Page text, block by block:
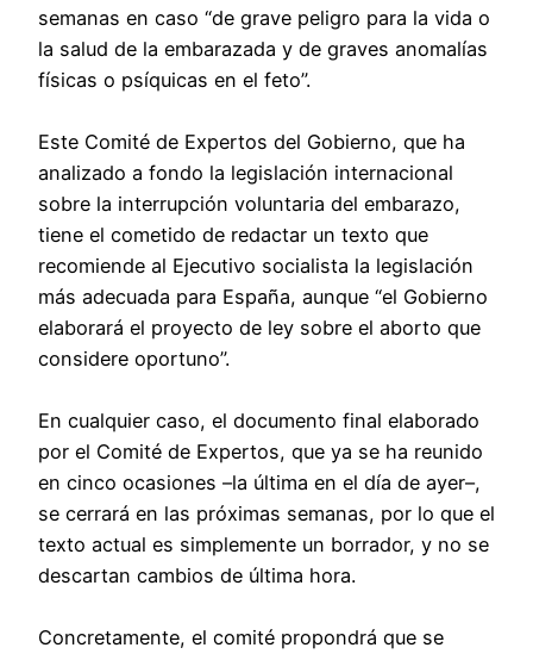
semanas en caso “de grave peligro para la vida o
la salud de la embarazada y de graves anomalías
físicas o psíquicas en el feto”.
Este Comité de Expertos del Gobierno, que ha
analizado a fondo la legislación internacional
sobre la interrupción voluntaria del embarazo,
tiene el cometido de redactar un texto que
recomiende al Ejecutivo socialista la legislación
más adecuada para España, aunque “el Gobierno
elaborará el proyecto de ley sobre el aborto que
considere oportuno”.
En cualquier caso, el documento final elaborado
por el Comité de Expertos, que ya se ha reunido
en cinco ocasiones –la última en el día de ayer–,
se cerrará en las próximas semanas, por lo que el
texto actual es simplemente un borrador, y no se
descartan cambios de última hora.
Concretamente, el comité propondrá que se